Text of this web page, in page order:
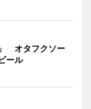
オタフクソー
ール